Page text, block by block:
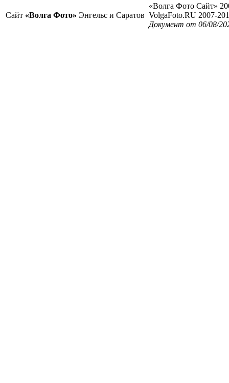
Сайт «Волга Фото» Энгельс и Саратов
«Волга Фото Сайт»
VolgaFoto.RU 2007-
Документ от 06/08/